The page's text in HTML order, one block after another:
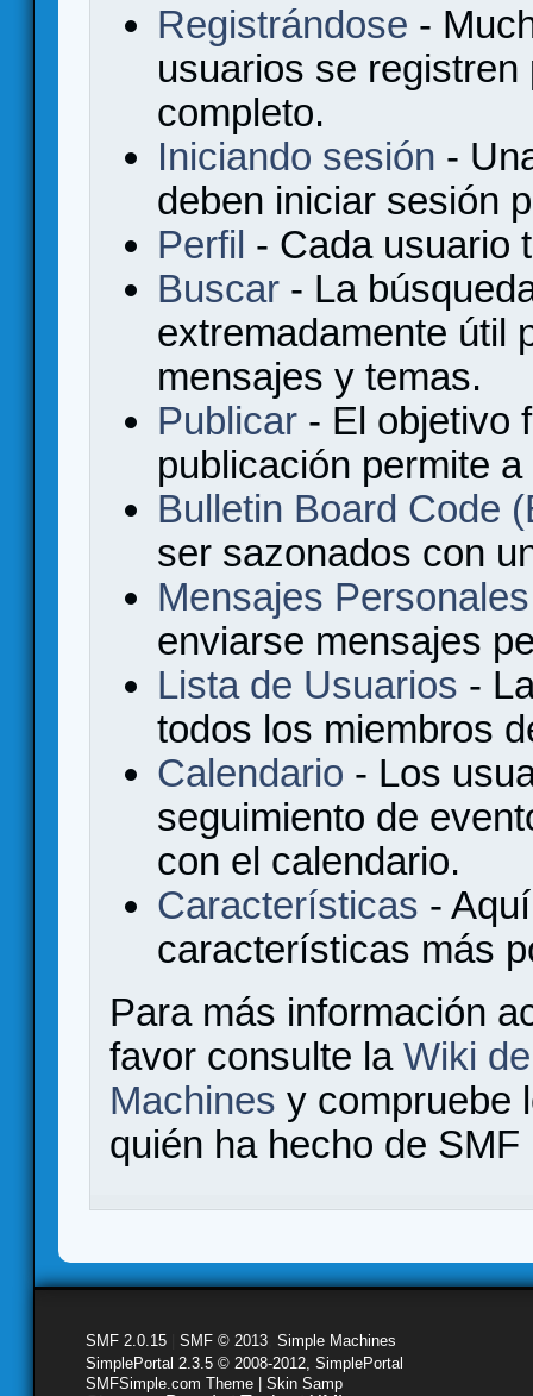
Registrándose -
usuarios se
completo.
Iniciando sesión -
deben iniciar sesión
Perfil - Cada usuario
Buscar - La
extremadamente útil
mensajes y temas.
Publicar - El objetivo
publicación permite
Bulletin Board Code
ser sazonados con
Mensajes Personales
enviarse mensajes
Lista de Usuarios -
todos los miembros
Calendario - Los
seguimiento de
con el calendario.
Características -
características más
Para más información
favor consulte la Wiki
Machines y compruebe
quién ha hecho de
SMF 2.0.15 SMF © 2013 Simple Machines
SimplePortal 2.3.5 © 2008-2012, SimplePortal
SMFSimple.com Theme | Skin Samp